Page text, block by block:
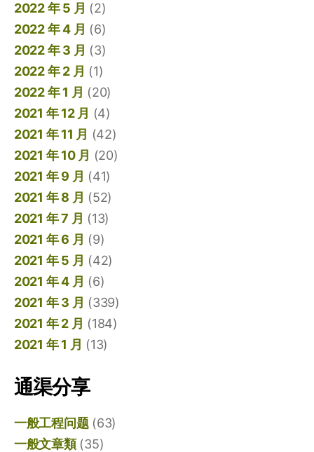
2022 年 5 月 (2)
2022 年 4 月 (6)
2022 年 3 月 (3)
2022 年 2 月 (1)
2022 年 1 月 (20)
2021 年 12 月 (4)
2021 年 11 月 (42)
2021 年 10 月 (20)
2021 年 9 月 (41)
2021 年 8 月 (52)
2021 年 7 月 (13)
2021 年 6 月 (9)
2021 年 5 月 (42)
2021 年 4 月 (6)
2021 年 3 月 (339)
2021 年 2 月 (184)
2021 年 1 月 (13)
通渠分享
一般工程问题(63)
一般文章類(35)